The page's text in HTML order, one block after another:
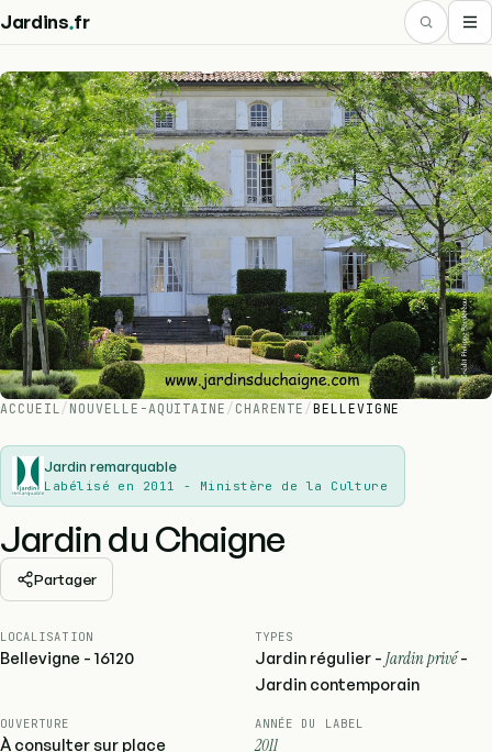
Jardins.fr
ACCUEIL/ NOUVELLE-AQUITAINE / CHARENTE /BELLEVIGNE
Jardin remarquable
Labélisé en 2011 - Ministère de la Culture
Jardin du Chaigne
Partager
LOCALISATION
Bellevigne - 16120
TYPES
Jardin régulier - Jardin privé-
Jardin contemporain
OUVERTURE
À consulter sur place
ANNÉE DU LABEL
2011